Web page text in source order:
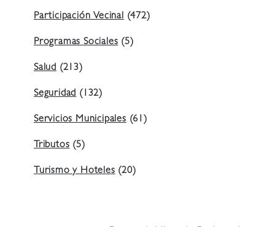
Participación Vecinal (472)
Programas Sociales (5)
Salud (213)
Seguridad (132)
Servicios Municipales (61)
Tributos (5)
Turismo y Hoteles (20)